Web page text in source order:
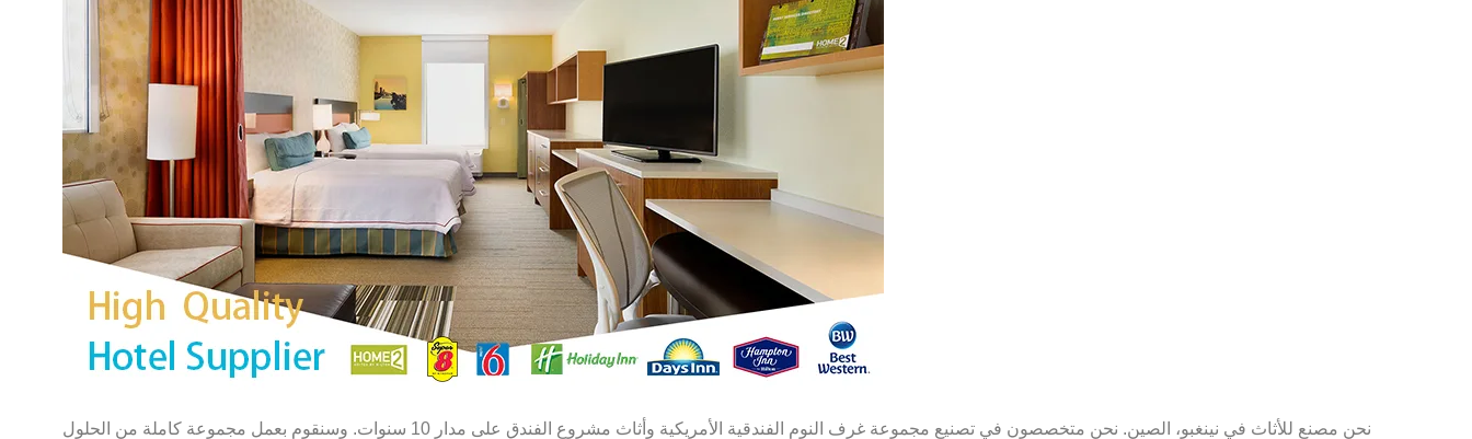
نحن مصنع للأثاث في نينغبو، الصين. نحن متخصصون في تصنيع مجموعة غرف النوم الفندقية الأمريكية وأثاث مشروع الفندق على مدار 10 سنوات. وسنقوم بعمل مجموعة كاملة من الحلول